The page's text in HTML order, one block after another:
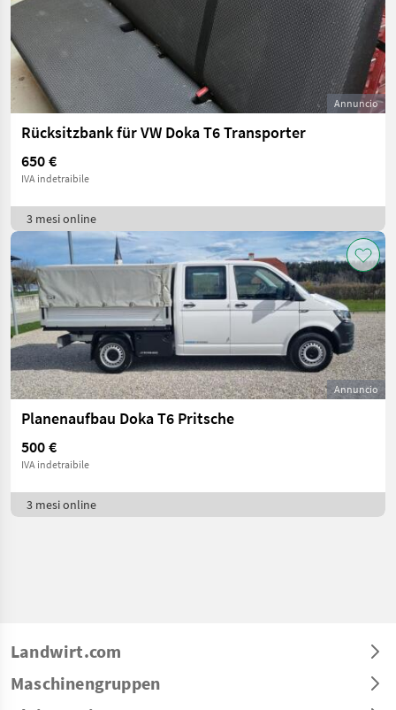
Annuncio
Rücksitzbank für VW Doka T6 Transporter
650 €
IVA indetraibile
3 mesi online
Annuncio
Planenaufbau Doka T6 Pritsche
500 €
IVA indetraibile
3 mesi online
Landwirt.com
Maschinengruppen